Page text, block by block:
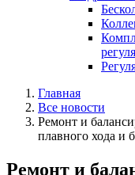
Главная
Все новости
Ремонт и
плавного хода и
Ремонт и